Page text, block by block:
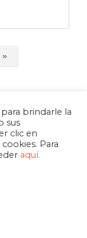
»
brindarle la
sus
clic en
Para
aquí.